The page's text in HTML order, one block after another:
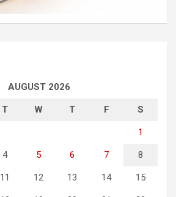
AUGUST 2026
T W T F S
1
4 5 6 7 8
11 12 13 14 15